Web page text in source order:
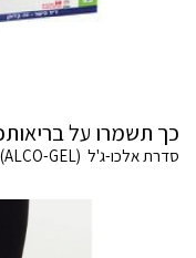
כך תשמרו על
סדרת אלכו-ג'ל (ALCO-GEL) וסדרת אלכו-ג'ל PHARMA WIPES